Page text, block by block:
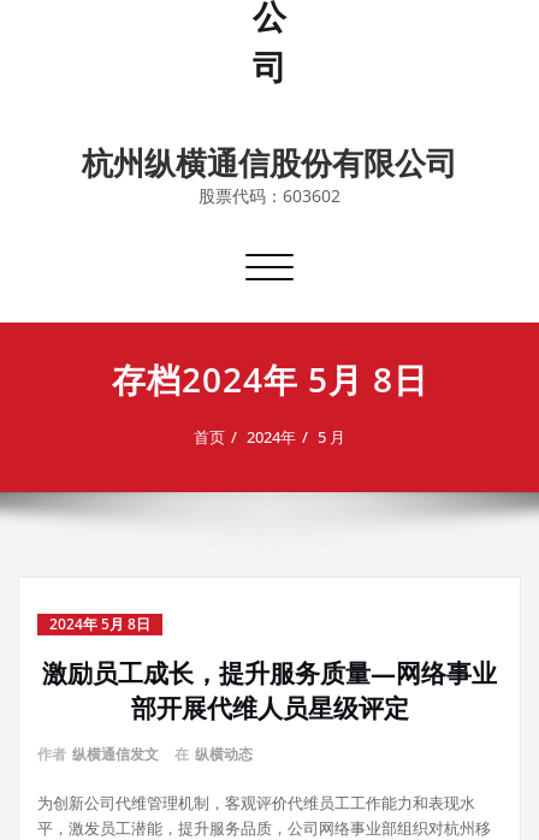
杭州纵横通信股份有限公司
股票代码：603602
切
导
存档2024年 5月 8日
首页 2024年 5 月
2024年 5月 8日
激励员工成长，提升服务质量—网络事业
部开展代维人员星级评定
作者 纵横通信发文 在 纵横动态
为创新公司代维管理机制，客观评价代维员工工作能力和表现水
平，激发员工潜能，提升服务品质，公司网络事业部组织对杭州移